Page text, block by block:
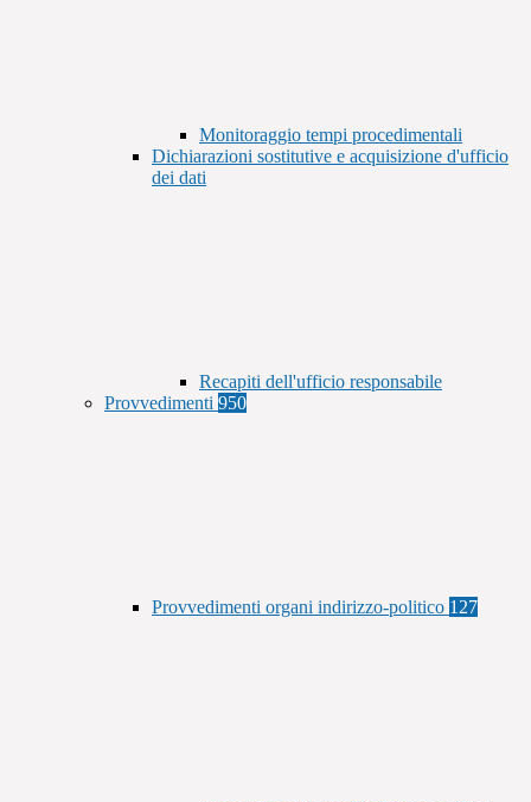
Monitoraggio tempi procedimentali
Dichiarazioni sostitutive e acquisizione d'ufficio
dei dati
Recapiti dell'ufficio responsabile
Provvedimenti 950
Provvedimenti organi indirizzo-politico 127